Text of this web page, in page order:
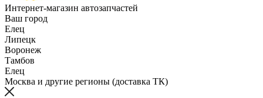
Интернет-магазин автозапчастей
Ваш город
Елец
Липецк
Воронеж
Тамбов
Елец
Москва и другие регионы (доставка ТК)